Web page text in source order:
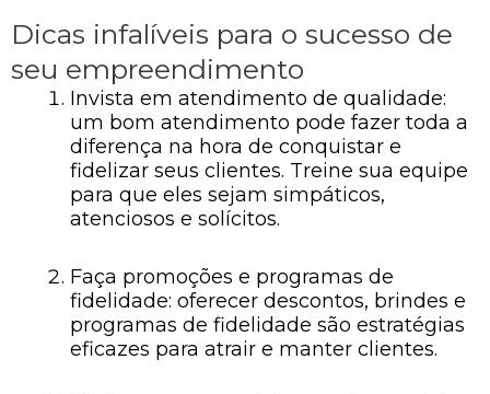
Dicas infalíveis para o sucesso de
seu empreendimento
Invista em atendimento de qualidade:
um bom atendimento pode fazer toda a
diferença na hora de conquistar e
fidelizar seus clientes. Treine sua equipe
para que eles sejam simpáticos,
atenciosos e solícitos.
Faça promoções e programas de
fidelidade: oferecer descontos, brindes e
programas de fidelidade são estratégias
eficazes para atrair e manter clientes.